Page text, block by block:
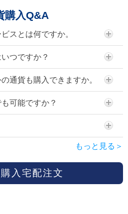
購入Q&A
スとは何ですか。
つですか？
通貨も購入できますか。
可能ですか？
もっと見る＞
入宅配注文